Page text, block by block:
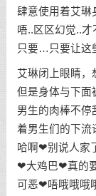
肆意使用着艾琳
唔..区区幻觉..
只要…只要让这
艾琳闭上眼睛，
但是身体与下面
男生的肉棒不停
着男生们的下流
哈啊❤别说人家
❤大鸡巴❤真的
可恶❤唔哦哦哦